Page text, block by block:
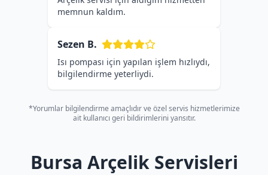
memnun kaldım.
Sezen B.
Isı pompası için yapılan işlem hızlıydı,
bilgilendirme yeterliydi.
*Yorumlar bilgilendirme amaçlıdır ve özel servis hizmetlerimize
ait kullanıcı geri bildirimlerini yansıtır.
Bursa Arçelik Servisleri